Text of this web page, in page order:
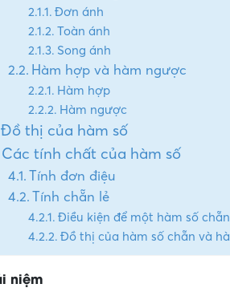
Đơn ánh
Toàn ánh
Song ánh
Hàm hợp và hàm ngược
Hàm hợp
Hàm ngược
Đồ thị của hàm số
Các tính chất của hàm số
Tính đơn điệu
Tính chẵn lẻ
Điều kiện để một hàm số
Đồ thị của hàm số chẵn và
niệm